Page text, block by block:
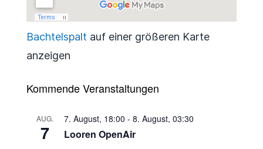
Bachtelspalt auf einer größeren Karte
anzeigen
Kommende Veranstaltungen
AUG.
7
7. August, 18:00 - 8. August, 03:30
Looren OpenAir